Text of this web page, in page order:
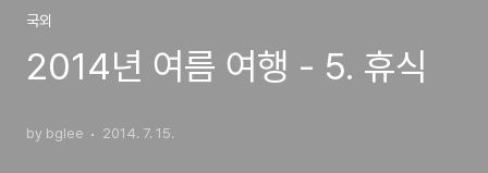
국외
2014년 여름 여행 - 5. 휴식
by bglee 2014. 7. 15.